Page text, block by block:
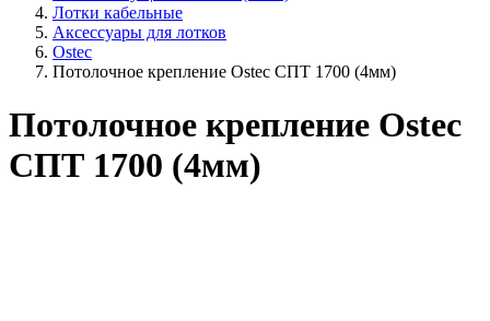
Лотки кабельные
Аксессуары для лотков
Ostec
Потолочное крепление Ostec СПТ 1700 (4мм)
Потолочное крепление Ostec
СПТ 1700 (4мм)